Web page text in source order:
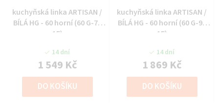
kuchyňská linka ARTISAN /
BÍLÁ HG - 60 horní (60 G-72
1F)
14 dní
1 549 Kč
DO KOŠÍKU
kuchyňská linka ARTISAN /
BÍLÁ HG - 60 horní (60 G-90
1F)
14 dní
1 869 Kč
DO KOŠÍKU